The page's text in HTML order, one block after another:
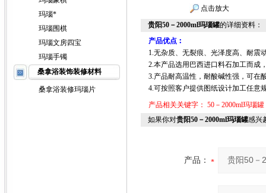
玛瑙*
玛瑙围棋
玛瑙文房四宝
玛瑙手镯
桑拿浴装饰装修材料
桑拿浴装修玛瑙片
点击放大
贵阳50－2000ml玛瑙罐的详细资料：
产品优点︰
1.无杂质、无裂痕、光泽度高、耐震
2.本产品选用巴西进口料石加工而成
3.产品耐高温性，耐酸碱性强，可在
4.可按照客户提供图纸设计加工任意
产品相关关键字： 50－2000ml玛瑙罐
如果你对贵阳50－2000ml玛瑙罐感兴
产品：